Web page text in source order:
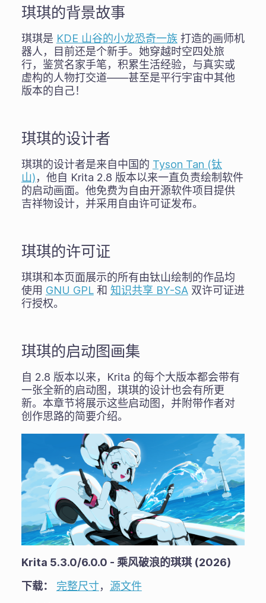
琪琪的背景故事
琪琪是 KDE 山谷的小龙恐奇一族 打造的画师机
器人，目前还是个新手。她穿越时空四处旅
行，鉴赏名家手笔，积累生活经验，与真实或
虚构的人物打交道——甚至是平行宇宙中其他
版本的自己！
琪琪的设计者
琪琪的设计者是来自中国的 Tyson Tan (钛
山)，他自 Krita 2.8 版本以来一直负责绘制软件
的启动画面。他免费为自由开源软件项目提供
吉祥物设计，并采用自由许可证发布。
琪琪的许可证
琪琪和本页面展示的所有由钛山绘制的作品均
使用 GNU GPL和 知识共享 BY-SA双许可证进
行授权。
琪琪的启动图画集
自 2.8 版本以来，Krita 的每个大版本都会带有
一张全新的启动图，琪琪的设计也会有所更
新。本章节将展示这些启动图，并附带作者对
创作思路的简要介绍。
Krita 5.3.0/6.0.0 - 乘风破浪的琪琪 (2026)
下载：
完整尺寸， 源文件